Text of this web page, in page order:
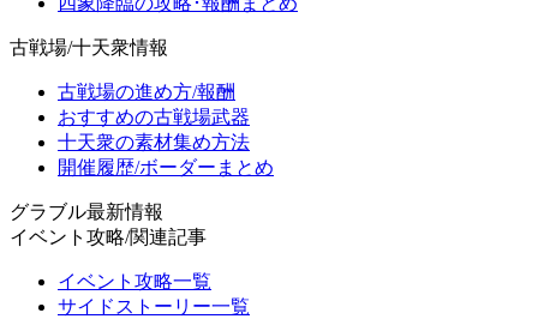
古戦場/十天衆情報
古戦場の進め方/報酬
おすすめの古戦場武器
十天衆の素材集め方法
開催履歴/ボーダーまとめ
グラブル最新情報
イベント攻略/関連記事
イベント攻略一覧
サイドストーリー一覧